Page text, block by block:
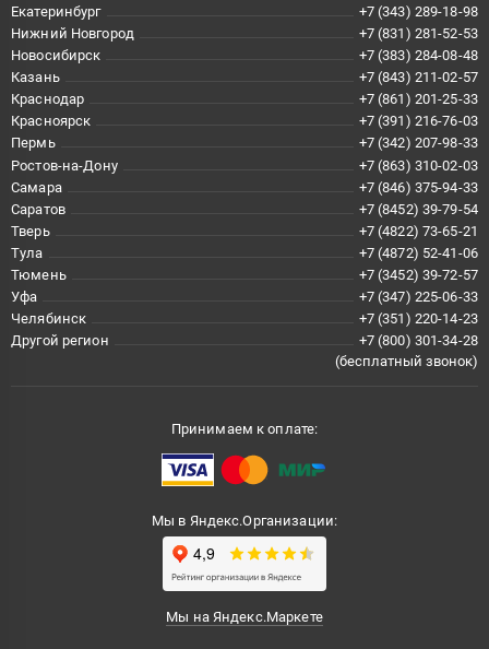
Екатеринбург
+7 (343) 289-18-98
Нижний Новгород
+7 (831) 281-52-53
Новосибирск
+7 (383) 284-08-48
Казань
+7 (843) 211-02-57
Краснодар
+7 (861) 201-25-33
Красноярск
+7 (391) 216-76-03
Пермь
+7 (342) 207-98-33
Ростов-на-Дону
+7 (863) 310-02-03
Самара
+7 (846) 375-94-33
Саратов
+7 (8452) 39-79-54
Тверь
+7 (4822) 73-65-21
Тула
+7 (4872) 52-41-06
Тюмень
+7 (3452) 39-72-57
Уфа
+7 (347) 225-06-33
Челябинск
+7 (351) 220-14-23
Другой регион
+7 (800) 301-34-28
(бесплатный звонок)
Принимаем к оплате:
Мы в Яндекс.Организации:
Мы на Яндекс.Маркете